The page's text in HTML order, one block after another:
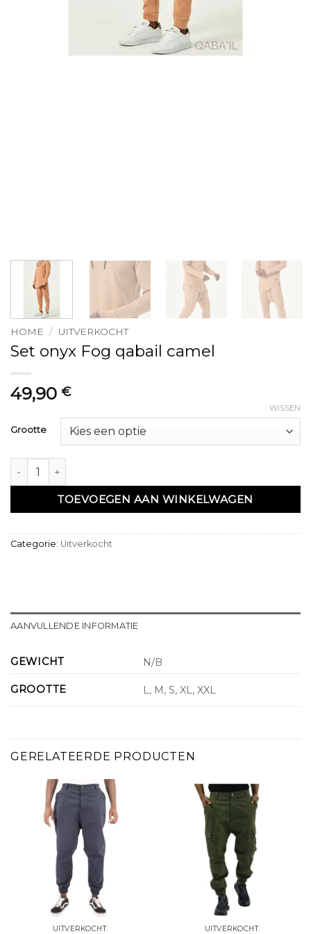
HOME / UITVERKOCHT
Set onyx Fog qabail camel
49,90 €
Grootte
WISSEN
Ensemble onyx Fog qabail camel aantal
TOEVOEGEN AAN WINKELWAGEN
Categorie: Uitverkocht
AANVULLENDE INFORMATIE
GEWICHT N/B
GROOTTE L, M, S, XL, XXL
GERELATEERDE PRODUCTEN
UITVERKOCHT UITVERKOCHT